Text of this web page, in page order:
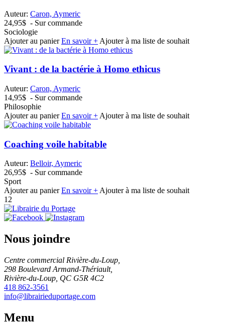
Auteur: Caron, Aymeric
24,95$ - Sur commande
Sociologie
Ajouter au panier En savoir + Ajouter à ma liste de souhait
Vivant : de la bactérie à Homo ethicus
Auteur: Caron, Aymeric
14,95$ - Sur commande
Philosophie
Ajouter au panier En savoir + Ajouter à ma liste de souhait
Coaching voile habitable
Auteur: Belloir, Aymeric
26,95$ - Sur commande
Sport
Ajouter au panier En savoir +Ajouter à ma liste de souhait
12
Nous joindre
Centre commercial Rivière-du-Loup,
298 Boulevard Armand-Thériault,
Rivière-du-Loup, QC G5R 4C2
418 862-3561
info@librairieduportage.com
Menu